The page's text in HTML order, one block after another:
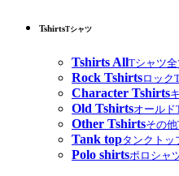
TshirtsTシャツ
Tshirts AllTシャツ全
Rock Tshirtsロック
Character Tshirts
Old Tshirtsオールド
Other Tshirtsその
Tank topタンクトッ
Polo shirtsポロシャ